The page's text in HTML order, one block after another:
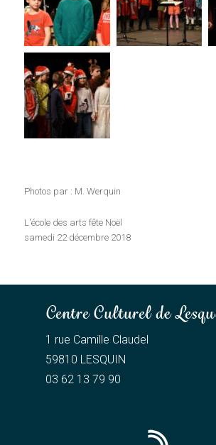
Photos par : M. Werquin
L'école des arts fête Noël
samedi 22 décembre 2018
Centre Culturel de
1 rue Camille Claudel
59810 LESQUIN
03 62 13 79 90